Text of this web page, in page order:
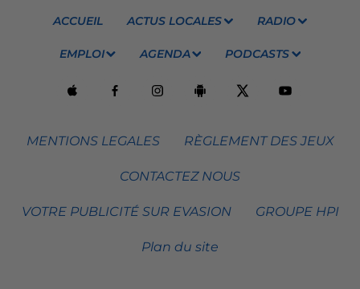
ACCUEIL ACTUS LOCALES RADIO
EMPLOI AGENDA PODCASTS
MENTIONS LEGALES RÈGLEMENT DES JEUX
CONTACTEZ NOUS
VOTRE PUBLICITÉ SUR EVASION GROUPE HPI
Plan du site